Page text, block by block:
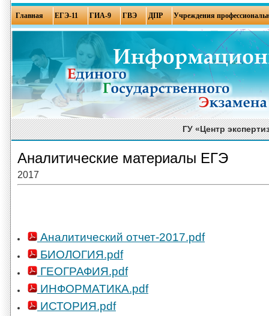
Главная ЕГЭ-11 ГИА-9 ГВЭ ДПР Учреждения
ГУ «Центр
Аналитические материалы ЕГЭ
2017
Аналитический отчет-2017.pdf
БИОЛОГИЯ.pdf
ГЕОГРАФИЯ.pdf
ИНФОРМАТИКА.pdf
ИСТОРИЯ.pdf